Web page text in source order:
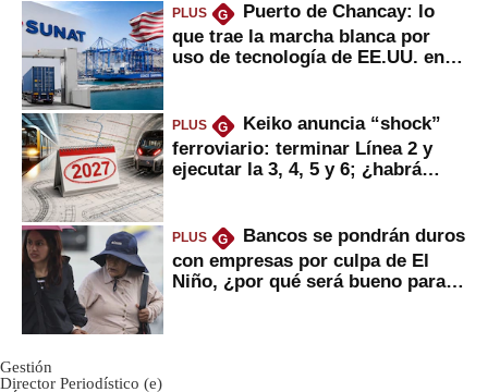
PLUS G
Puerto de Chancay: lo
que trae la marcha blanca por
uso de tecnología de EE.UU. en
PLUS G
Keiko anuncia “shock”
ferroviario: terminar Línea 2 y
ejecutar la 3, 4, 5 y 6; ¿habrá
PLUS G
Bancos se pondrán duros
con empresas por culpa de El
Niño, ¿por qué será bueno para
Gestión
Director Periodístico (e)